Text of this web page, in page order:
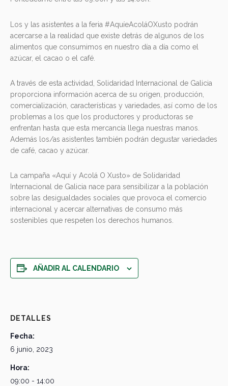
Los y las asistentes a la feria #AquíeAcoláOXusto podrán
acercarse a la realidad que existe detrás de algunos de los
alimentos que consumimos en nuestro día a día como el
azúcar, el cacao o el café.
A través de esta actividad, Solidaridad Internacional de Galicia
proporciona información acerca de su origen, producción,
comercialización, características y variedades, así como de los
problemas a los que los productores y productoras se
enfrentan hasta que esta mercancía llega nuestras manos.
Además los/as asistentes también podrán degustar variedades
de café, cacao y azúcar.
La campaña «Aquí y Acolá O Xusto» de Solidaridad
Internacional de Galicia nace para sensibilizar a la población
sobre las desigualdades sociales que provoca el comercio
internacional y acercar alternativas de consumo más
sostenibles que respeten los derechos humanos.
AÑADIR AL CALENDARIO
DETALLES
Fecha:
6 junio, 2023
Hora:
09:00 - 14:00